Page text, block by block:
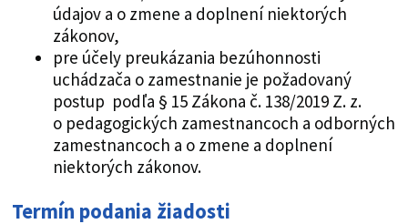
údajov a o zmene a doplnení niektorých
zákonov,
pre účely preukázania bezúhonnosti
uchádzača o zamestnanie je požadovaný
postup podľa § 15 Zákona č. 138/2019 Z. z.
o pedagogických zamestnancoch a odborných
zamestnancoch a o zmene a doplnení
niektorých zákonov.
Termín podania žiadosti